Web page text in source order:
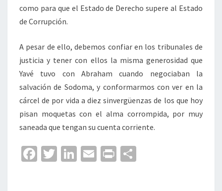
como para que el Estado de Derecho supere al Estado
de Corrupción.
A pesar de ello, debemos confiar en los tribunales de
justicia y tener con ellos la misma generosidad que
Yavé tuvo con Abraham cuando negociaban la
salvación de Sodoma, y conformarmos con ver en la
cárcel de por vida a diez sinvergüenzas de los que hoy
pisan moquetas con el alma corrompida, por muy
saneada que tengan su cuenta corriente.
Fa T
Li
E
Pr